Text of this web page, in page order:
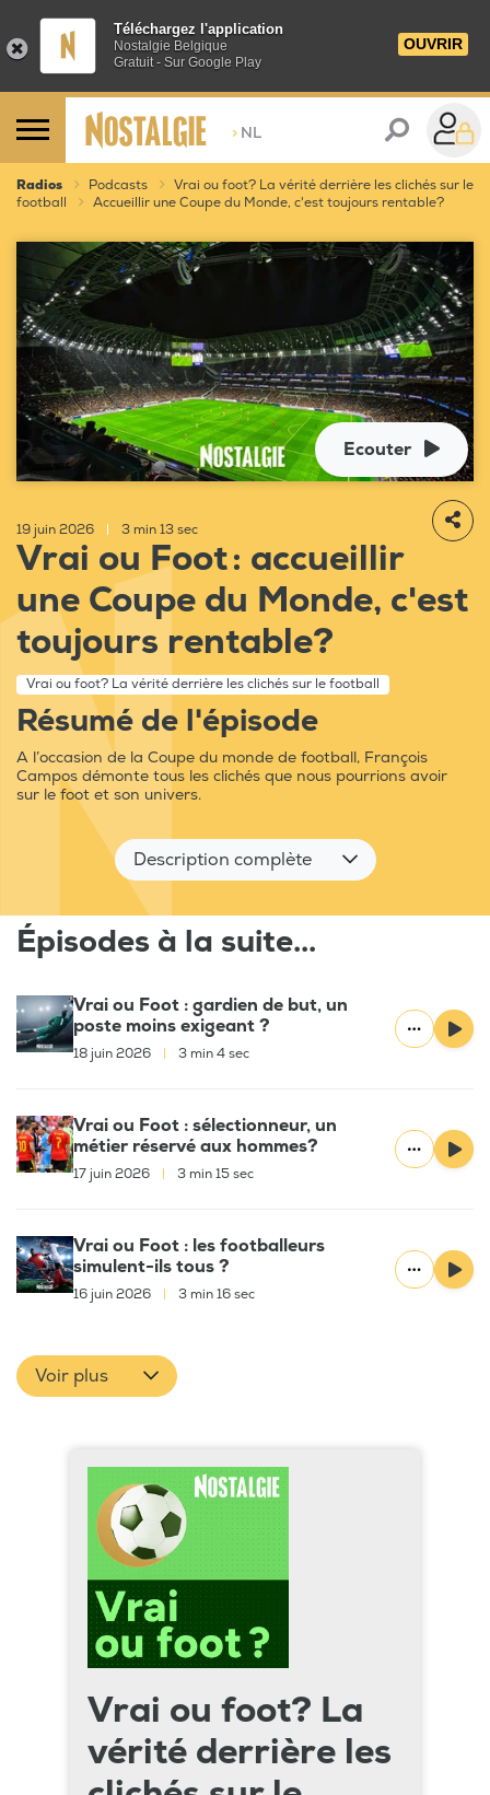
Téléchargez l'application
Nostalgie Belgique
Gratuit - Sur Google Play
OUVRIR
> NL
Radios Podcasts
Vrai ou foot? La vérité derrière les clichés sur le
football
Accueillir une Coupe du Monde, c'est toujours rentable?
Ecouter
19 juin 2026 3 min 13 sec
Vrai ou Foot : accueillir
une Coupe du Monde, c'est
toujours rentable?
Vrai ou foot? La vérité derrière les clichés sur le football
Résumé de l'épisode
A l’occasion de la Coupe du monde de football, François
Campos démonte tous les clichés que nous pourrions avoir
sur le foot et son univers.
Description complète
Épisodes à la suite...
Vrai ou Foot : gardien de but, un
poste moins exigeant ?
18 juin 2026 3 min 4 sec
Vrai ou Foot : sélectionneur, un
métier réservé aux hommes?
17 juin 2026 3 min 15 sec
Vrai ou Foot : les footballeurs
simulent-ils tous ?
16 juin 2026 3 min 16 sec
Voir plus
Vrai ou foot? La
vérité derrière les